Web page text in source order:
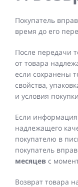
Покупатель
время до его
После передачи
от товара
если сохранены
свойства,
и условия
Если информация
надлежащего
покупателю в
покупатель
месяцев с
Возврат товара